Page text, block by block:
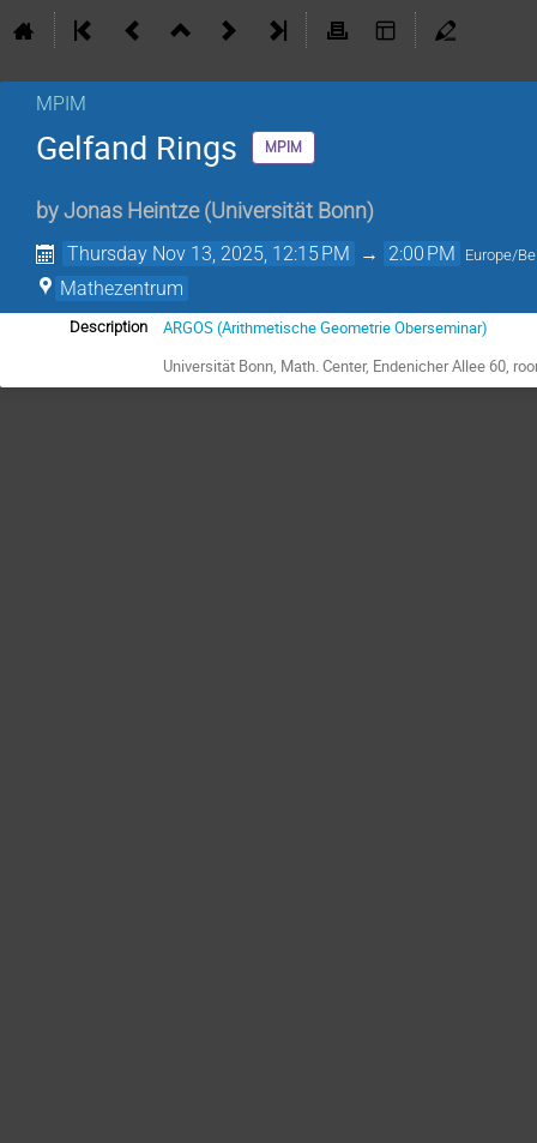
MPIM
Gelfand Rings MPIM
by Jonas Heintze (Universität Bonn)
Thursday Nov 13, 2025, 12:15 PM → 2:00 PM Europe/
Mathezentrum
Description
ARGOS (Arithmetische Geometrie Oberseminar)
Universität Bonn, Math. Center, Endenicher Allee 60,